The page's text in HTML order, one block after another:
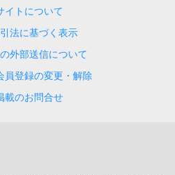
イトについて
法に基づく表示
外部送信について
員登録の変更・解除
載のお問合せ